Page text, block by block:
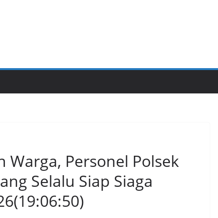
Warga, Personel Polsek
Selalu Siap Siaga